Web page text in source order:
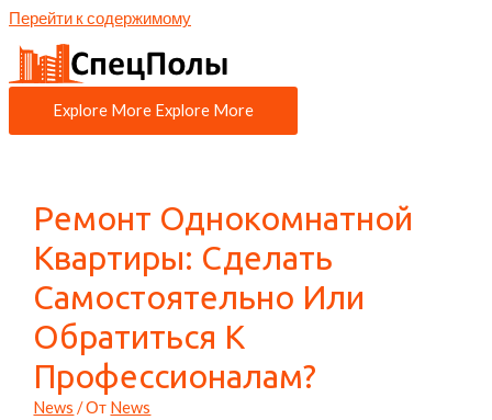
Перейти к содержимому
Explore More Explore More
Ремонт Однокомнатной
Квартиры: Сделать
Самостоятельно Или
Обратиться К
Профессионалам?
News / От News